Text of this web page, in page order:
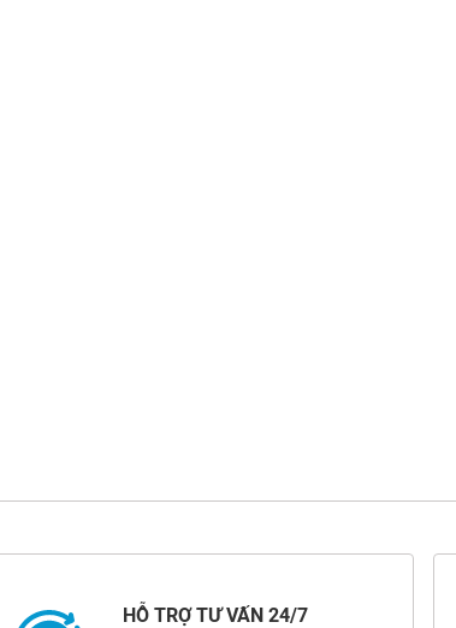
HỖ TRỢ TƯ VẤN 24/7